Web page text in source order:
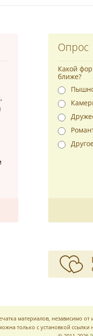
Опрос
Какой
ближе?
Другое
материалов, независимо
только с установкой ссылки